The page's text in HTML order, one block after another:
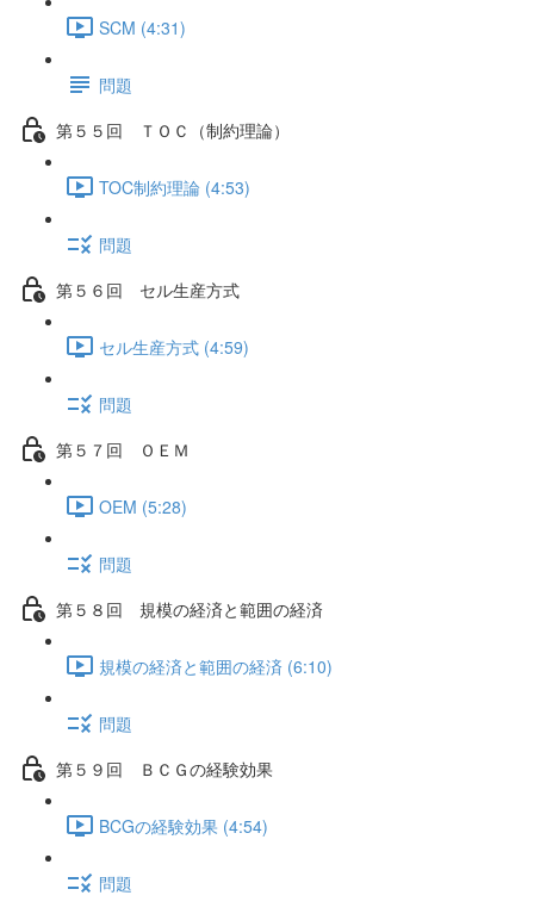
SCM (4:31)
問題
第５５回 ＴＯＣ（制約理論）
TOC制約理論 (4:53)
問題
第５６回 セル生産方式
セル生産方式 (4:59)
問題
第５７回 ＯＥＭ
OEM (5:28)
問題
第５８回 規模の経済と範囲の経済
規模の経済と範囲の経済 (6:10)
問題
第５９回 ＢＣＧの経験効果
BCGの経験効果 (4:54)
問題